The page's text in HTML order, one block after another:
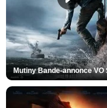
Mutiny Bande-annonce VO